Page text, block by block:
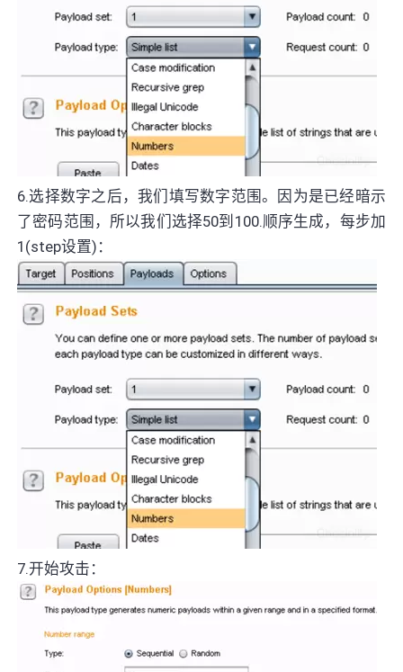
6.选择数字之后，我们填写数字范围。因为是已经暗示
了密码范围，所以我们选择50到100.顺序生成，每步加
1(step设置)：
7.开始攻击：